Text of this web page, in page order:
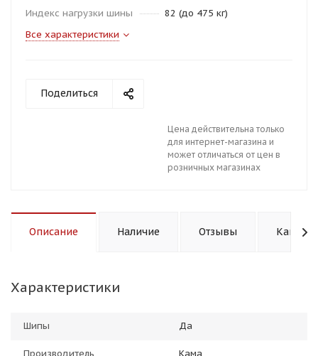
Индекс нагрузки шины
82 (до 475 кг)
Все характеристики
Поделиться
Цена действительна только
для интернет-магазина и
может отличаться от цен в
розничных магазинах
Описание Наличие Отзывы Как
Характеристики
Шипы Да
Производитель Кама